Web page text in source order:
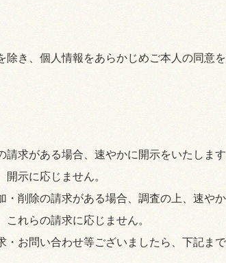
き、個人情報をあらかじめご本人の同意
求がある場合、速やかに開示をいたします
示に応じません。
削除の請求がある場合、調査の上、速や
れらの請求に応じません。
お問い合わせ等ございましたら、下記ま